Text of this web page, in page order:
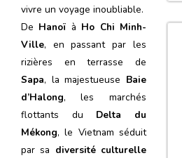
vivre un voyage inoubliable.
De Hanoï à Ho Chi Minh-
Ville, en passant par les
rizières en terrasse de
Sapa, la majestueuse Baie
d’Halong, les marchés
flottants du Delta du
Mékong, le Vietnam séduit
par sa diversité culturelle